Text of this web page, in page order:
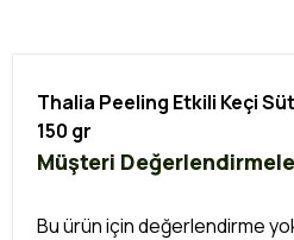
Thalia Peeling Etkili Keçi
150 gr
Müşteri
Bu ürün için değerlendirme